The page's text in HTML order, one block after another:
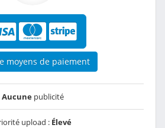
moyens de paiement
Aucunepublicité
upload : Élevé